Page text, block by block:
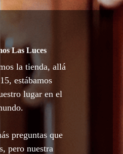
Las Luces
la tienda, allá
estábamos
lugar en el
preguntas que
pero nuestra